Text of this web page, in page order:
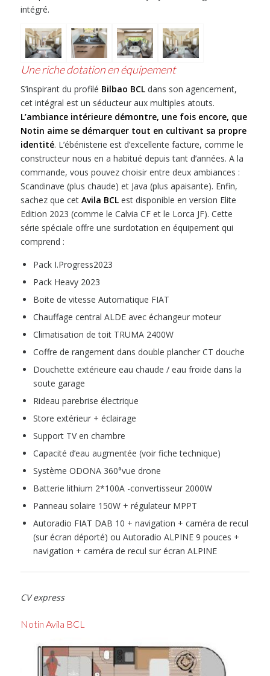
intégré.
Une riche dotation en équipement
S’inspirant du profilé Bilbao BCLdans son agencement,
cet intégral est un séducteur aux multiples atouts.
L’ambiance intérieure démontre, une fois encore, que
Notin aime se démarquer tout en cultivant sa propre
identité. L’ébénisterie est d’excellente facture, comme le
constructeur nous en a habitué depuis tant d’années. A la
commande, vous pouvez choisir entre deux ambiances :
Scandinave (plus chaude) et Java (plus apaisante). Enfin,
sachez que cet Avila BCLest disponible en version Elite
Edition 2023 (comme le Calvia CF et le Lorca JF). Cette
série spéciale offre une surdotation en équipement qui
comprend :
Pack I.Progress2023
Pack Heavy 2023
Boite de vitesse Automatique FIAT
Chauffage central ALDE avec échangeur moteur
Climatisation de toit TRUMA 2400W
Coffre de rangement dans double plancher CT douche
Douchette extérieure eau chaude / eau froide dans la
soute garage
Rideau parebrise électrique
Store extérieur + éclairage
Support TV en chambre
Capacité d’eau augmentée (voir fiche technique)
Système ODONA 360°vue drone
Batterie lithium 2*100A -convertisseur 2000W
Panneau solaire 150W + régulateur MPPT
Autoradio FIAT DAB 10 + navigation + caméra de recul
(sur écran déporté) ou Autoradio ALPINE 9 pouces +
navigation + caméra de recul sur écran ALPINE
CV express
Notin Avila BCL